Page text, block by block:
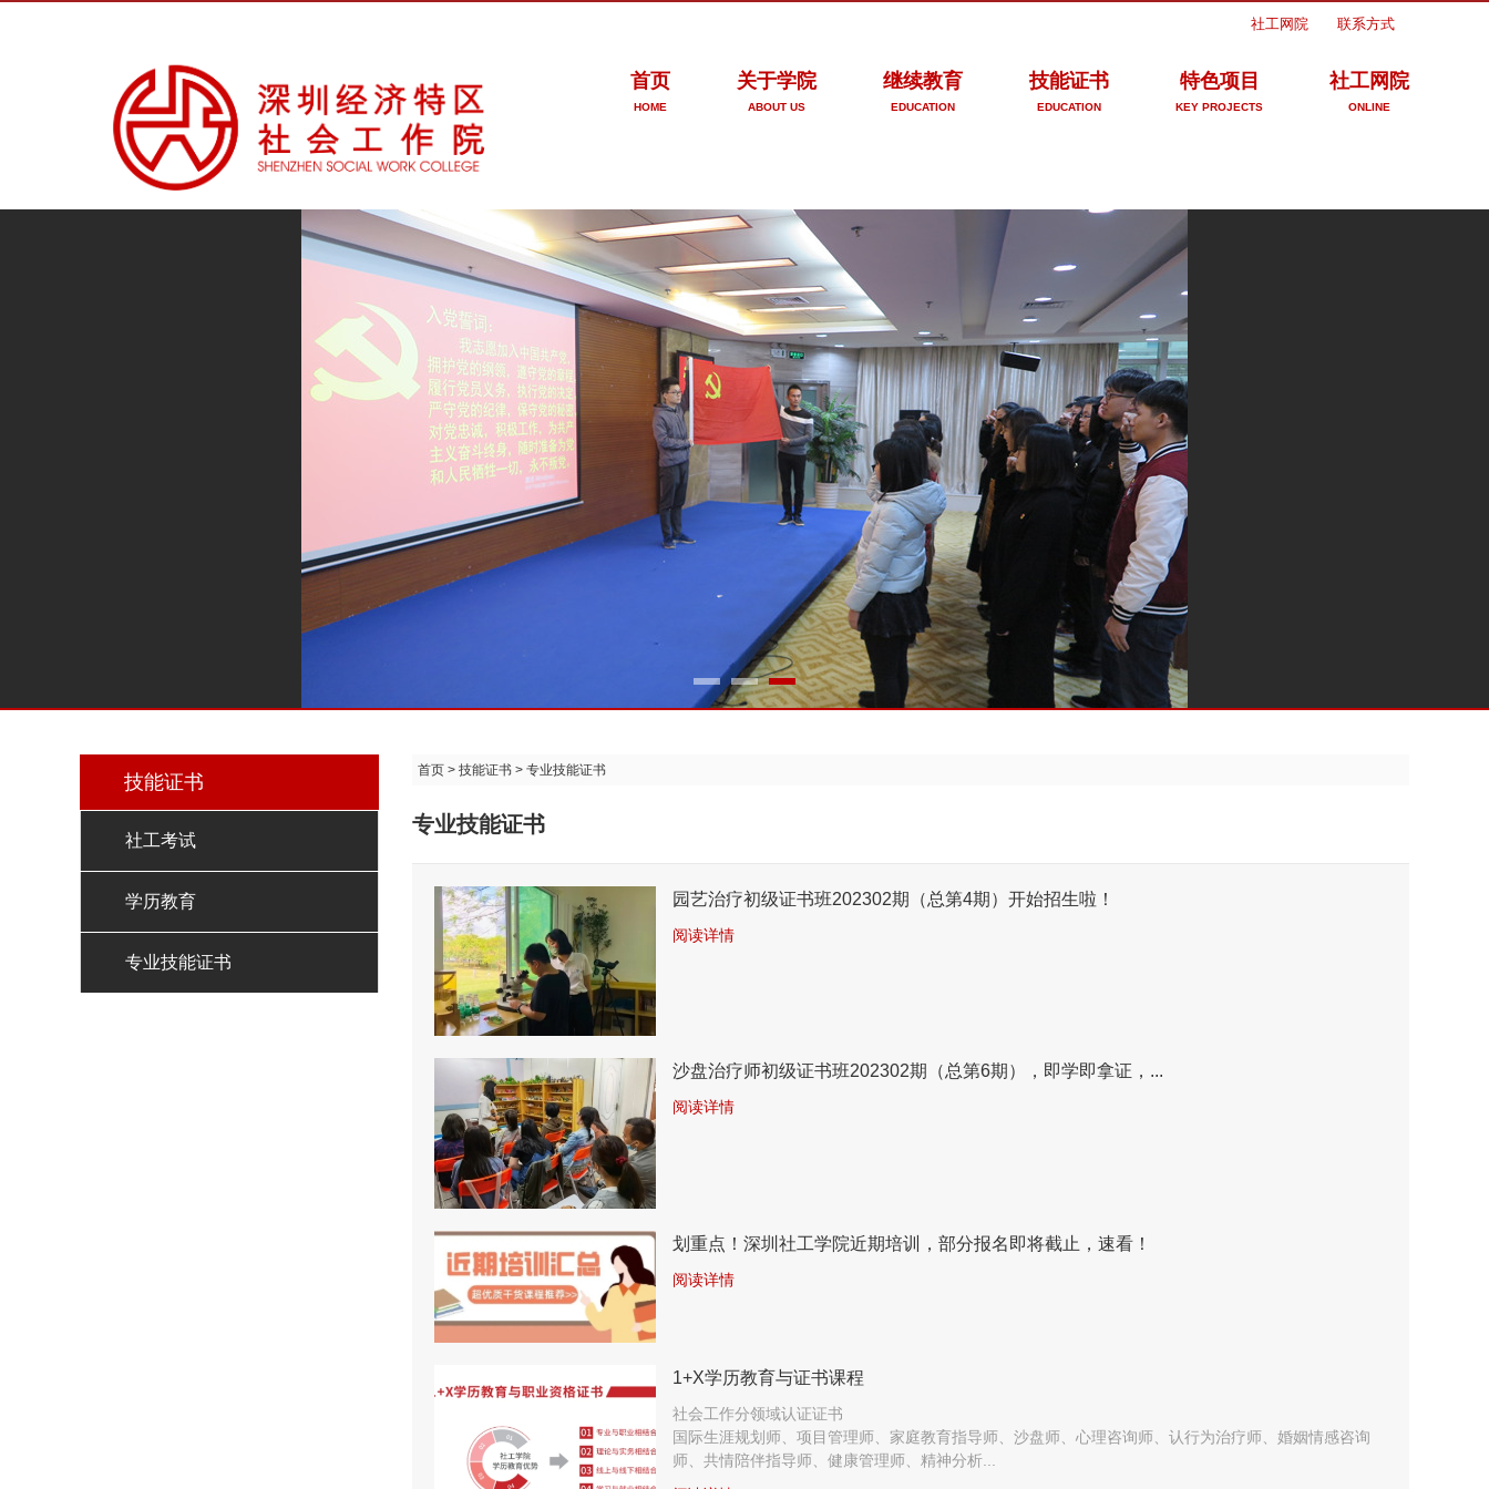
社工网院 联系方式
首页
HOME
关于学院
ABOUT US
继续教育
EDUCATION
技能证书
EDUCATION
特色项目
KEY PROJECTS
社工网院
ONLINE
技能证书
社工考试
学历教育
专业技能证书
首页 > 技能证书 > 专业技能证书
专业技能证书
园艺治疗初级证书班202302期（总第4期）开始招生啦！
阅读详情
沙盘治疗师初级证书班202302期（总第6期），即学即拿证，...
阅读详情
划重点！深圳社工学院近期培训，部分报名即将截止，速看！
阅读详情
1+X学历教育与证书课程
社会工作分领域认证证书
国际生涯规划师、项目管理师、家庭教育指导师、沙盘师、心理咨询师、认行为治疗师、婚姻情感咨询
师、共情陪伴指导师、健康管理师、精神分析...